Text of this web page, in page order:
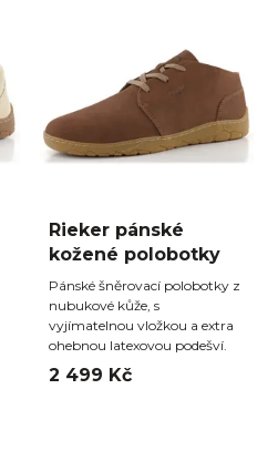
Rieker pánské
kožené polobotky
Pánské šněrovací polobotky z
nubukové kůže, s
vyjímatelnou vložkou a extra
ohebnou latexovou podešví.
2 499 Kč